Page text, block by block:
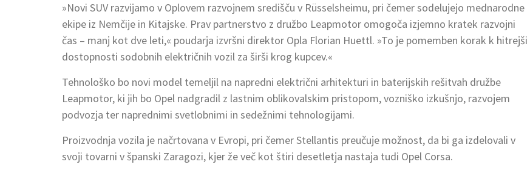
»Novi SUV razvijamo v Oplovem razvojnem središču v Rüsselsheimu, pri čemer sodelujejo mednarodne
ekipe iz Nemčije in Kitajske. Prav partnerstvo z družbo Leapmotor omogoča izjemno kratek razvojni
čas – manj kot dve leti,« poudarja izvršni direktor Opla Florian Huettl. »To je pomemben korak k hitrejši
dostopnosti sodobnih električnih vozil za širši krog kupcev.«
Tehnološko bo novi model temeljil na napredni električni arhitekturi in baterijskih rešitvah družbe
Leapmotor, ki jih bo Opel nadgradil z lastnim oblikovalskim pristopom, vozniško izkušnjo, razvojem
podvozja ter naprednimi svetlobnimi in sedežnimi tehnologijami.
Proizvodnja vozila je načrtovana v Evropi, pri čemer Stellantis preučuje možnost, da bi ga izdelovali v
svoji tovarni v španski Zaragozi, kjer že več kot štiri desetletja nastaja tudi Opel Corsa.